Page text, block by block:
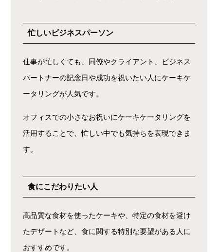
忙しいビジネスパーソン
仕事が忙しくても、同僚やクライアント、ビジネス
パートナーの記念日や成功を祝いたい人にケーキケ
ータリングが人気です。
オフィスでの小さなお祝いにケーキケータリングを
活用することで、忙しい中でも気持ちを表現できま
す。
食にこだわりたい人
高品質な食材を使ったケーキや、特定の食材を避け
たデザートなど、食に関する特別な要望がある人に
おすすめです。